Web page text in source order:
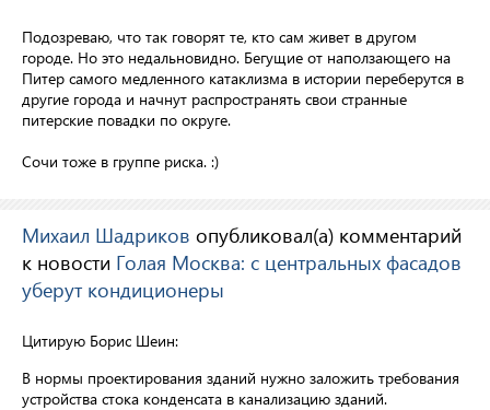
Подозреваю, что так говорят те, кто сам живет в другом
городе. Но это недальновидно. Бегущие от наползающего на
Питер самого медленного катаклизма в истории переберутся в
другие города и начнут распространять свои странные
питерские повадки по округе.
Сочи тоже в группе риска. :)
Михаил Шадриков опубликовал(а) комментарий
к новости Голая Москва: с центральных фасадов
уберут кондиционеры
Цитирую Борис Шеин:
В нормы проектирования зданий нужно заложить требования
устройства стока конденсата в канализацию зданий.